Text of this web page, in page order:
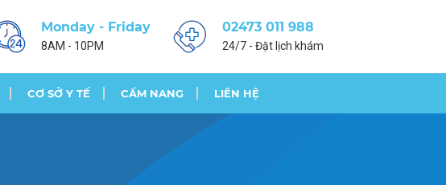
Monday - Friday
8AM - 10PM
02473 011 988
24/7 - Đặt lịch khám
CƠ SỞ Y TẾ CẨM NANG LIÊN HỆ